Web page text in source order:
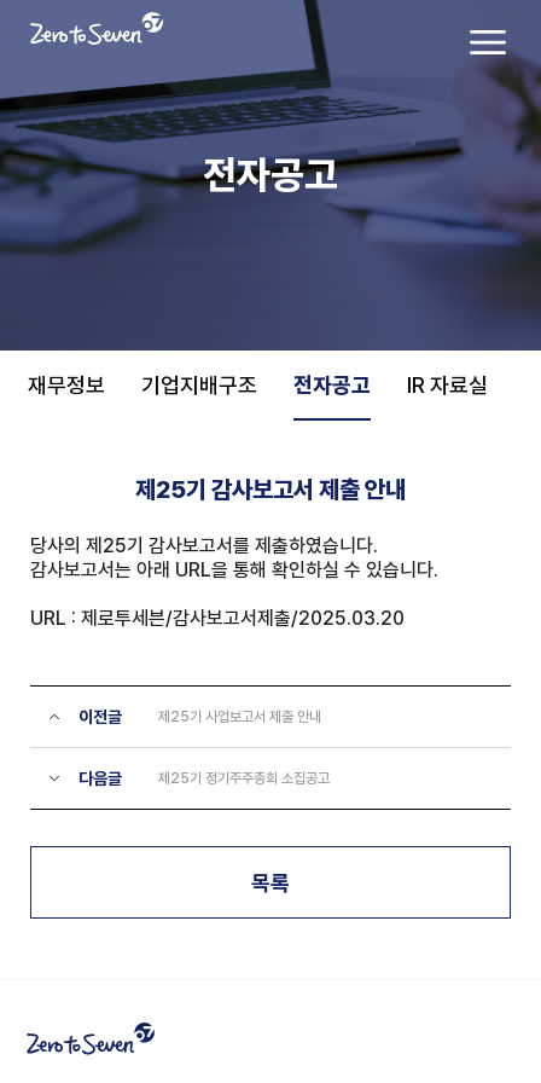
전자공고
재무정보 기업지배구조 전자공고 IR 자료실
제25기 감사보고서 제출 안내
당사의 제25기 감사보고서를 제출하였습니다.
감사보고서는 아래 URL을 통해 확인하실 수 있습니다.
URL : 제로투세븐/감사보고서제출/2025.03.20
이전글 제25기 사업보고서 제출 안내
다음글 제25기 정기주주총회 소집공고
목록